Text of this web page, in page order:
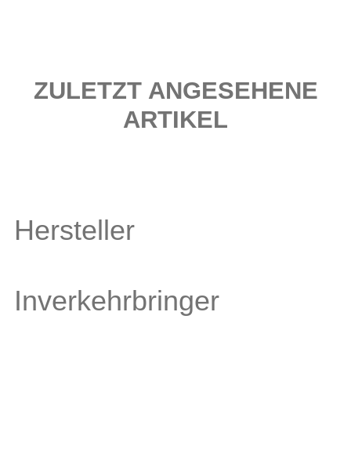
ZULETZT ANGESEHENE
ARTIKEL
Hersteller
Inverkehrbringer